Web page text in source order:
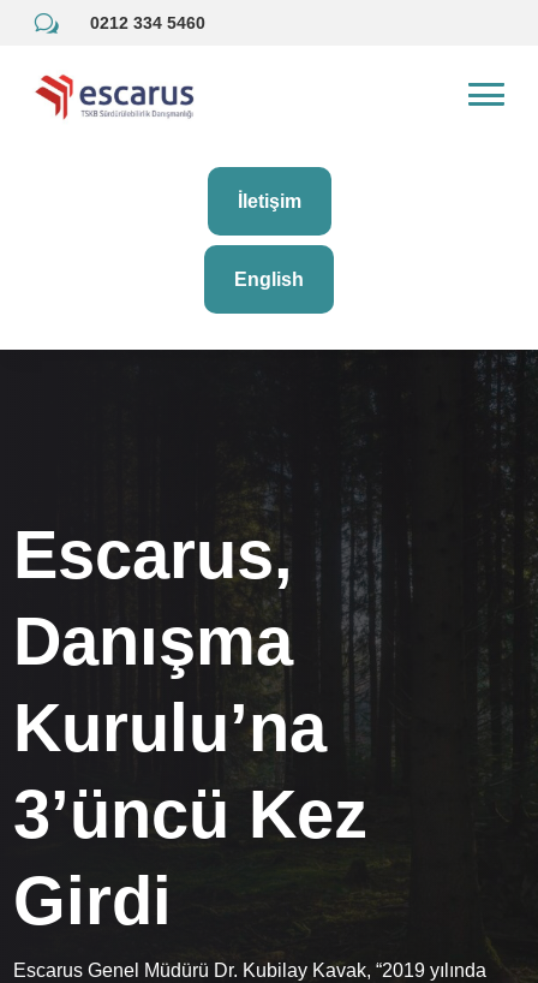
w 0212 334 5460
İletişim
English
Escarus,
Danışma
Kurulu’na
3’üncü Kez
Girdi
Escarus Genel Müdürü Dr. Kubilay Kavak, “2019 yılında